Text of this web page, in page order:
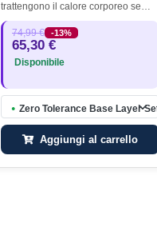
trattengono il calore corporeo se
indossati direttamente sulla pelle.
Sebbene siano progettati come uno
strato isolante primario, la tomaia
è…
74,99 € -13%
65,30 €
Disponibile
● Zero Tolerance Base Layer Set
Aggiungi al carrello